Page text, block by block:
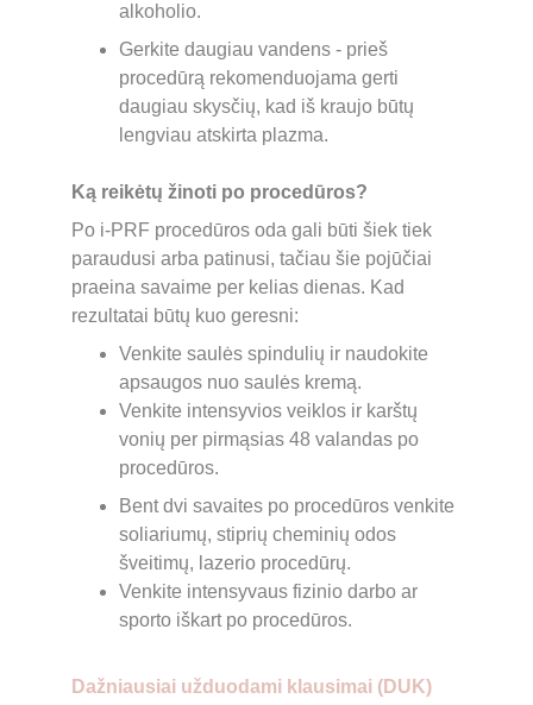
alkoholio.
Gerkite daugiau vandens - prieš
procedūrą rekomenduojama gerti
daugiau skysčių, kad iš kraujo būtų
lengviau atskirta plazma.
Ką reikėtų žinoti po procedūros?
Po i-PRF procedūros oda gali būti šiek tiek
paraudusi arba patinusi, tačiau šie pojūčiai
praeina savaime per kelias dienas. Kad
rezultatai būtų kuo geresni:
Venkite saulės spindulių ir naudokite
apsaugos nuo saulės kremą.
Venkite intensyvios veiklos ir karštų
vonių per pirmąsias 48 valandas po
procedūros.
Bent dvi savaites po procedūros venkite
soliariumų, stiprių cheminių odos
šveitimų, lazerio procedūrų.
Venkite intensyvaus fizinio darbo ar
sporto iškart po procedūros.
Dažniausiai užduodami klausimai (DUK)